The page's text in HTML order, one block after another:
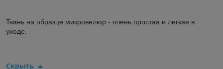
Ткань на образце микровелюр - очень простая и легкая в
уходе.
Скрыть